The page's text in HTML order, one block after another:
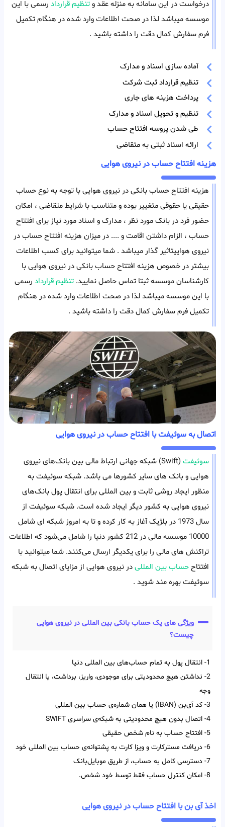
درخواست در این سامانه به منزله عقد وتنظیم قرارداد رسمی با این
موسسه میباشد لذا در صحت اطلاعات وارد شده در هنگام تکمیل
فرم سفارش کمال دقت را داشته باشید .
آماده سازی اسناد و مدارک
تنظیم قرارداد ثبت شرکت
پرداخت هزینه های جاری
تنظیم و تحویل اسناد و مدارک
طی شدن پروسه افتتاح حساب
ارائه اسناد ثبتی به متقاضی
هزینه افتتاح حساب در نیروی هوایی
هزینه افتتاح حساب بانکی در نیروی هوایی با توجه به نوع حساب
حقیقی یا حقوقی متغییر بوده و متناسب با شرایط متقاضی ، امکان
حضور فرد در بانک مورد نظر ، مدارک و اسناد مورد نیاز برای افتتاح
حساب ، الزام داشتن اقامت و .... در میزان هزینه افتتاح حساب در
نیروی هواییتاثیر گذار میباشد . شما میتوانید برای کسب اطلاعات
بیشتر در خصوص هزینه افتتاح حساب بانکی در نیروی هوایی با
کارشناسان موسسه ثبتا تماس حاصل نمایید. تنظیم قرارداد رسمی
با این موسسه میباشد لذا در صحت اطلاعات وارد شده در هنگام
تکمیل فرم سفارش کمال دقت را داشته باشید .
اتصال به سوئیفت با افتتاح حساب در نیروی هوایی
سوئیفت
(Swift) شبکه جهانی ارتباط‌ مالی بین بانک‌های نیروی
هوایی و بانک های سایر کشورها می باشد. شبکه سوئیفت به
منظور ایجاد روشی ثابت و بین المللی برای انتقال پول بانک‌های
نیروی هوایی به کشور دیگر ایجاد شده است. شبکه سوئیفت از
سال 1973 در بلژیک آغاز به کار کرده و تا به امروز شبکه ای شامل
10000 موسسه مالی در 212 کشور دنیا را شامل می‌شود که اطلاعات
تراکنش های مالی را برای یکدیگر ارسال می‌کنند. شما میتوانید با
افتتاححساب بین المللیدر نیروی هوایی از مزایای اتصال به شبکه
سوئیفت بهره مند شوید .
ویژگی های یک حساب بانکی بین المللی در نیروی هوایی
چیست؟
1- انتقال پول به تمام حساب‌‌های بین‌‌ المللی دنیا
2- نداشتن هیچ محدودیتی برای موجودی، واریز، برداشت، یا انتقال
وجه
3- کد آی‌‌بن (IBAN) یا همان شماره‌ی حساب بین‌ المللی
4- اتصال بدون هیچ محدودیتی به شبکه‌ی سراسری SWIFT
5- افتتاح حساب به نام شخص حقیقی
6- دریافت مسترکارت و ویزا کارت به پشتوانه‌ی حساب بین المللی خود
7- دسترسی کامل به حساب، از طریق موبایل‌بانک
8- امکان کنترل حساب فقط توسط خود شخص.
اخذ آی بن با افتتاح حساب در نیروی هوایی